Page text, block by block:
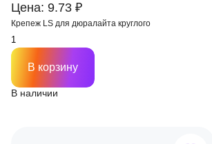
Цена: 9.73 ₽
Крепеж LS для дюралайта круглого
В наличии
В корзину